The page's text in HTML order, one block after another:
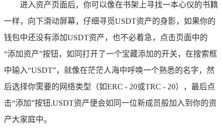
进入资产页面后，你可以像在书架上寻找一本心仪的书籍
一样，向下滑动屏幕，仔细寻觅USDT资产的身影，如果你的
钱包中还没有添加USDT资产，也不必着急，点击页面中的
“添加资产”按钮，如同打开了一个宝藏添加的开关，在搜索框
中输入“USDT”，就像在茫茫人海中呼唤一个熟悉的名字，然
后选择你需要的网络类型（如ERC - 20或TRC - 20），最后点
击“添加”按钮,USDT资产便会如同一位新成员般加入到你的资
产大家庭中。